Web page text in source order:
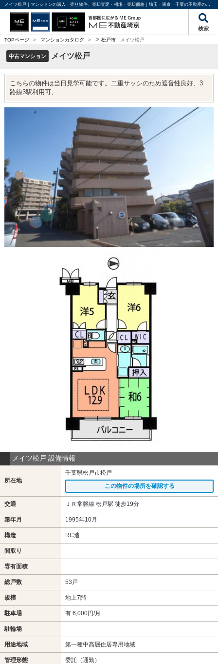
メイツ松戸｜マンションの購入・売り物件、売却査定・相場・売却価格｜埼玉・東京・千葉の不動産のことならME不動産埼京
検索
TOPページ > マンションカタログ > > 松戸市 メイツ松戸
中古マンション メイツ松戸
こちらの物件は当日見学可能です。二重サッシのため遮音性良好、3
路線3駅利用可、
メイツ松戸 設備情報
所在地
千葉県松戸市松戸
この物件の場所を確認する
交通 ＪＲ常磐線 松戸駅 徒歩19分
築年月 1995年10月
構造 RC造
間取り
専有面積
総戸数 53戸
規模 地上7階
駐車場 有:6,000円/月
駐輪場
用途地域 第一種中高層住居専用地域
管理形態 委託（通勤）